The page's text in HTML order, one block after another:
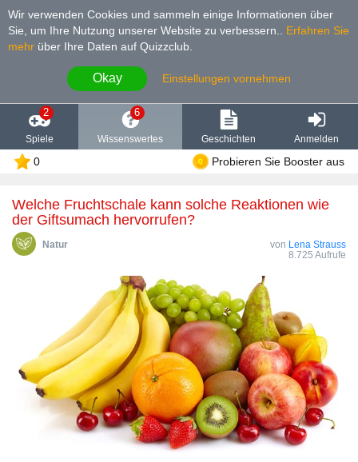
Wir verwenden Cookies und sammeln einige Informationen über
Sie, um Ihre Nutzung unserer Website zu verbessern.
Erfahren Sie
mehr über Ihre Daten auf Quizzclub.
Okay Einstellungen vornehmen
2
Spiele
6
Wissenswertes Geschichten Anmelden
0 Probieren Sie Booster aus
Welche Fruchtschale kann solche Reaktionen wie
der Giftsumach hervorrufen?
Natur von Lena Strauss
8.725 Aufrufe